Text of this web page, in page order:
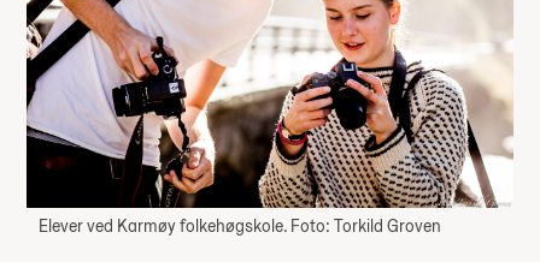
Elever ved Karmøy folkehøgskole. Foto: Torkild Groven